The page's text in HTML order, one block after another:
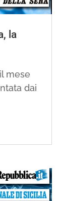
la
mese
dai